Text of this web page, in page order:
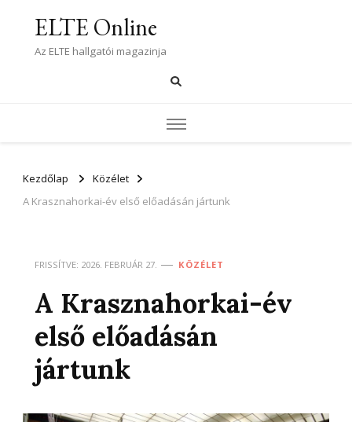
ELTE Online
Az ELTE hallgatói magazinja
Kezdőlap
Közélet
A Krasznahorkai-év első előadásán jártunk
FRISSÍTVE: 2026. FEBRUÁR 27. KÖZÉLET
A Krasznahorkai-év
első előadásán
jártunk